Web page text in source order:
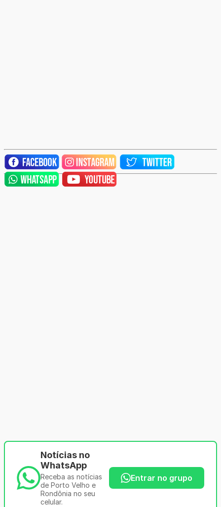
Notícias no
WhatsApp
Receba as notícias
de Porto Velho e
Rondônia no seu
celular.
Entrar no grupo